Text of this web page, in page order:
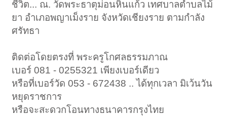
ชีวิต... ณ. วัดพระธาตุม่อนหินแก้ว เทศบาลตำบลไม้
ยา อำเภอพญาเม็งราย จังหวัดเชียงราย ตามกำลัง
ศรัทธา
ติดต่อโดยตรงที่ พระครูโกศลธรรมภาณ
เบอร์ 081 - 0255321 เพียงเบอร์เดียว
หรือที่เบอร์วัด 053 - 672438 .. ได้ทุกเวลา มิเว้นวัน
หยุดราชการ
หรือจะสะดวกโอนทางธนาคารกรุงไทย